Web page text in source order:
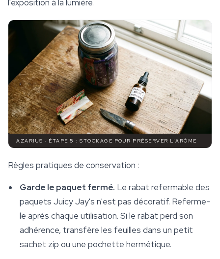
l'exposition à la lumière.
AZARIUS · ÉTAPE 5 : STOCKAGE POUR PRÉSERVER L'ARÔME
Règles pratiques de conservation :
Garde le paquet fermé. Le rabat refermable des
paquets Juicy Jay's n'est pas décoratif. Referme-
le après chaque utilisation. Si le rabat perd son
adhérence, transfère les feuilles dans un petit
sachet zip ou une pochette hermétique.